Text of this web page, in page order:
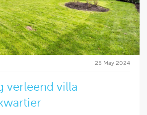
25 May 2024
verleend villa